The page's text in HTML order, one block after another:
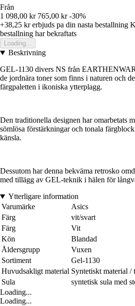
Från
1 098,00 kr 765,00 kr -30%
+38,25 krerbjuds pa din nasta bestallning
bestallning har bekraftats
Loading...
Beskrivning
GEL-1130 divers NS från
de jordnära toner som finns i naturen och
färgpaletten i ikoniska ytterplagg.
Den traditionella designen har omarbetats
sömlösa förstärkningar och tonala
känsla.
Dessutom har denna bekväma retrosko
med tillägg av GEL-teknik i hälen för
Ytterligare information
Varumärke
Asics
Färg
vit/svart
Färg
Vit
Kön
Blandad
Åldersgrupp
Vuxen
Sortiment
Gel-1130
Huvudsakligt material Syntetiskt material /
Sula
syntetisk sula med
Loading...
Loading...